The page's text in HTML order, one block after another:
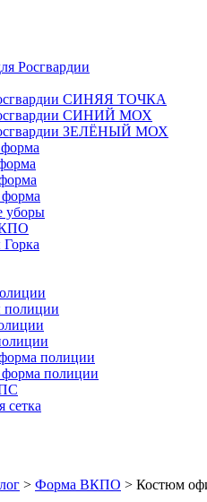
Росгвардии
СИНЯЯ ТОЧКА
СИНИЙ МОХ
ЗЕЛЁНЫЙ МОХ
уборы
полиции
полиции
сетка
> Форма ВКПО > Костюм